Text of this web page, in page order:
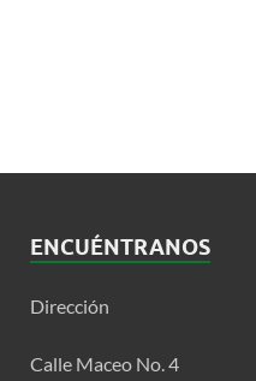
ENCUÉNTRANOS
Dirección
Calle Maceo No. 4